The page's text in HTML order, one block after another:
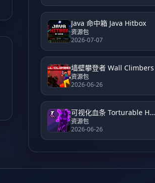
Java 命中箱 Java Hitbox
资源包
2026-07-07
墙壁攀登者 Wall Climbers
资源包
2026-06-26
可视化血条 Torturable Healthbars
资源包
2026-06-26